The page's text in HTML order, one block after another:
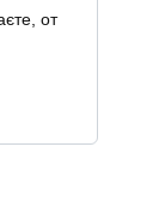
от